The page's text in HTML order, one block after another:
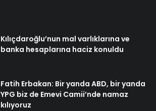
Kılıçdaroğlu’nun mal varlıklarına ve
banka hesaplarına haciz konuldu
Fatih Erbakan: Bir yanda ABD, bir yanda
YPG biz de Emevi Camii’nde namaz
kılıyoruz